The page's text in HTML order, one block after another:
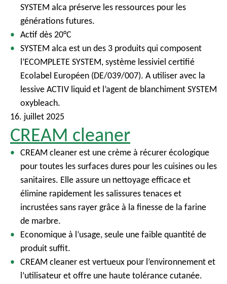
SYSTEM alca préserve les ressources pour les
générations futures.
Actif dès 20°C
SYSTEM alca est un des 3 produits qui composent
l’ECOMPLETE SYSTEM, système lessiviel certifié
Ecolabel Européen (DE/039/007). A utiliser avec la
lessive ACTIV liquid et l’agent de blanchiment SYSTEM
oxybleach.
16. juillet 2025
CREAM cleaner
CREAM cleaner est une crème à récurer écologique
pour toutes les surfaces dures pour les cuisines ou les
sanitaires. Elle assure un nettoyage efficace et
élimine rapidement les salissures tenaces et
incrustées sans rayer grâce à la finesse de la farine
de marbre.
Economique à l’usage, seule une faible quantité de
produit suffit.
CREAM cleaner est vertueux pour l’environnement et
l’utilisateur et offre une haute tolérance cutanée.